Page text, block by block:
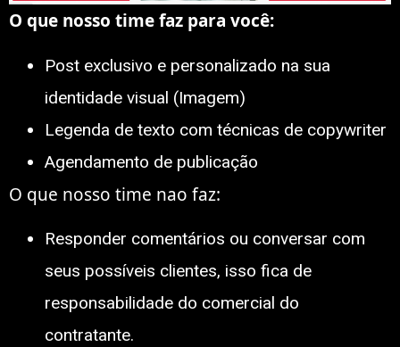
O que nosso time faz para você:
Post exclusivo e personalizado na sua
identidade visual (Imagem)
Legenda de texto com técnicas de copywriter
Agendamento de publicação
O que nosso time nao faz:
Responder comentários ou conversar com
seus possíveis clientes, isso fica de
responsabilidade do comercial do
contratante.